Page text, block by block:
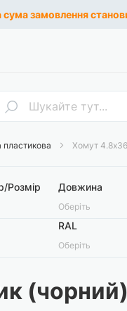
сума замовлення
Пошук
Хомут
Розмір Довжина
Оберіть
RAL
Оберіть
(чорний)